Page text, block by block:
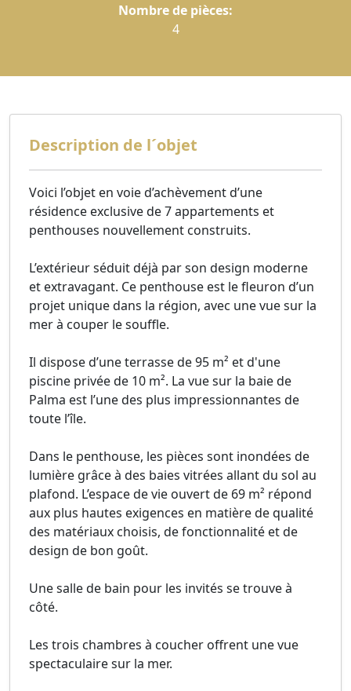
Nombre de pièces:
4
Description de l´objet
Voici l’objet en voie d’achèvement d’une
résidence exclusive de 7 appartements et
penthouses nouvellement construits.
L’extérieur séduit déjà par son design moderne
et extravagant. Ce penthouse est le fleuron d’un
projet unique dans la région, avec une vue sur la
mer à couper le souffle.
Il dispose d’une terrasse de 95 m² et d'une
piscine privée de 10 m². La vue sur la baie de
Palma est l’une des plus impressionnantes de
toute l’île.
Dans le penthouse, les pièces sont inondées de
lumière grâce à des baies vitrées allant du sol au
plafond. L’espace de vie ouvert de 69 m² répond
aux plus hautes exigences en matière de qualité
des matériaux choisis, de fonctionnalité et de
design de bon goût.
Une salle de bain pour les invités se trouve à
côté.
Les trois chambres à coucher offrent une vue
spectaculaire sur la mer.